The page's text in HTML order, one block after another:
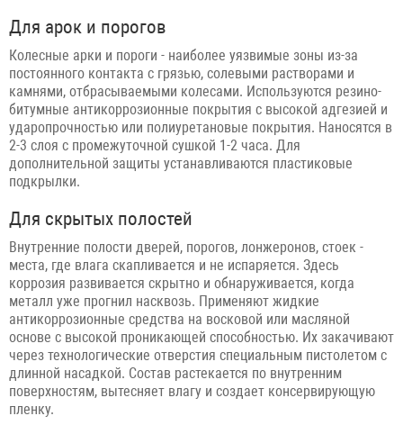
Для арок и порогов
Колесные арки и пороги - наиболее уязвимые зоны из-за
постоянного контакта с грязью, солевыми растворами и
камнями, отбрасываемыми колесами. Используются резино-
битумные антикоррозионные покрытия с высокой адгезией и
ударопрочностью или полиуретановые покрытия. Наносятся в
2-3 слоя с промежуточной сушкой 1-2 часа. Для
дополнительной защиты устанавливаются пластиковые
подкрылки.
Для скрытых полостей
Внутренние полости дверей, порогов, лонжеронов, стоек -
места, где влага скапливается и не испаряется. Здесь
коррозия развивается скрытно и обнаруживается, когда
металл уже прогнил насквозь. Применяют жидкие
антикоррозионные средства на восковой или масляной
основе с высокой проникающей способностью. Их закачивают
через технологические отверстия специальным пистолетом с
длинной насадкой. Состав растекается по внутренним
поверхностям, вытесняет влагу и создает консервирующую
пленку.